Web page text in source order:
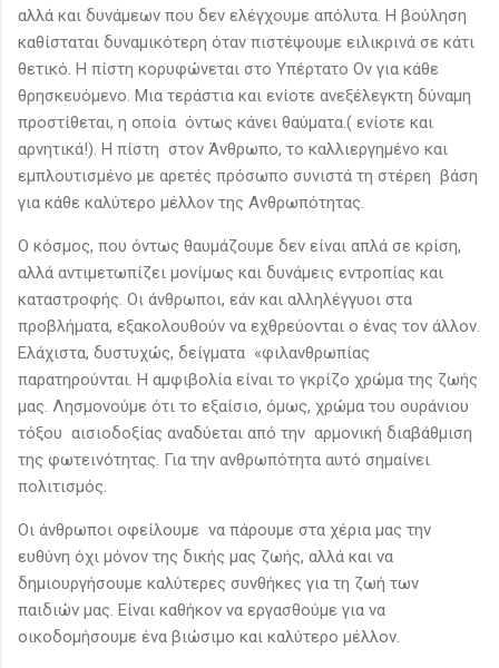
αλλά και δυνάμεων που δεν ελέγχουμε απόλυτα. Η βούληση
καθίσταται δυναμικότερη όταν πιστέψουμε ειλικρινά σε κάτι
θετικό. Η πίστη κορυφώνεται στο Υπέρτατο Ον για κάθε
θρησκευόμενο. Μια τεράστια και ενίοτε ανεξέλεγκτη δύναμη
προστίθεται, η οποία όντως κάνει θαύματα.( ενίοτε και
αρνητικά!). Η πίστη στον Άνθρωπο, το καλλιεργημένο και
εμπλουτισμένο με αρετές πρόσωπο συνιστά τη στέρεη βάση
για κάθε καλύτερο μέλλον της Ανθρωπότητας.
Ο κόσμος, που όντως θαυμάζουμε δεν είναι απλά σε κρίση,
αλλά αντιμετωπίζει μονίμως και δυνάμεις εντροπίας και
καταστροφής. Οι άνθρωποι, εάν και αλληλέγγυοι στα
προβλήματα, εξακολουθούν να εχθρεύονται ο ένας τον άλλον.
Ελάχιστα, δυστυχώς, δείγματα «φιλανθρωπίας
παρατηρούνται. Η αμφιβολία είναι το γκρίζο χρώμα της ζωής
μας. Λησμονούμε ότι το εξαίσιο, όμως, χρώμα του ουράνιου
τόξου αισιοδοξίας αναδύεται από την αρμονική διαβάθμιση
της φωτεινότητας. Για την ανθρωπότητα αυτό σημαίνει
πολιτισμός.
Οι άνθρωποι οφείλουμε να πάρουμε στα χέρια μας την
ευθύνη όχι μόνον της δικής μας ζωής, αλλά και να
δημιουργήσουμε καλύτερες συνθήκες για τη ζωή των
παιδιών μας. Είναι καθήκον να εργασθούμε για να
οικοδομήσουμε ένα βιώσιμο και καλύτερο μέλλον.